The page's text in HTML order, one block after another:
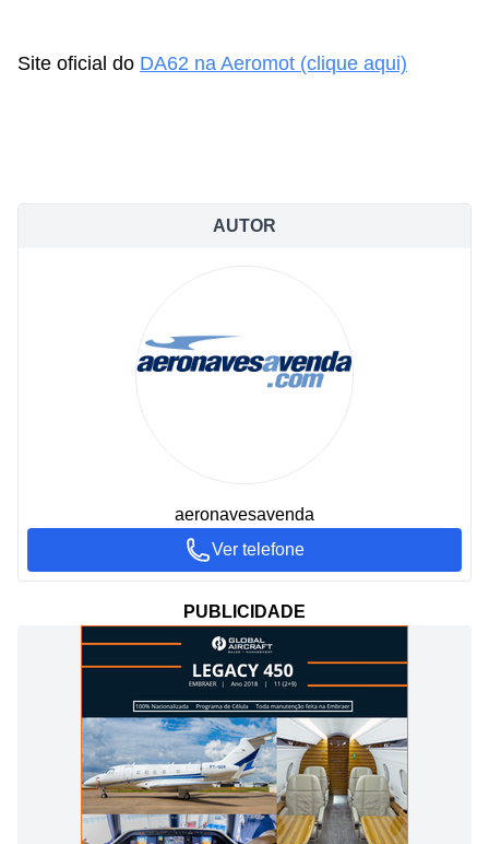
Site oficial do DA62 na Aeromot (clique aqui)
AUTOR
aeronavesavenda
Ver telefone
PUBLICIDADE